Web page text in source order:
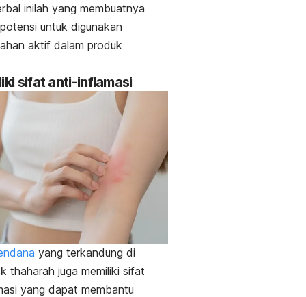
inilah yang membuatnya
untuk digunakan
aktif dalam produk
sifat anti-inflamasi
yang terkandung di
thaharah juga memiliki sifat
yang dapat membantu